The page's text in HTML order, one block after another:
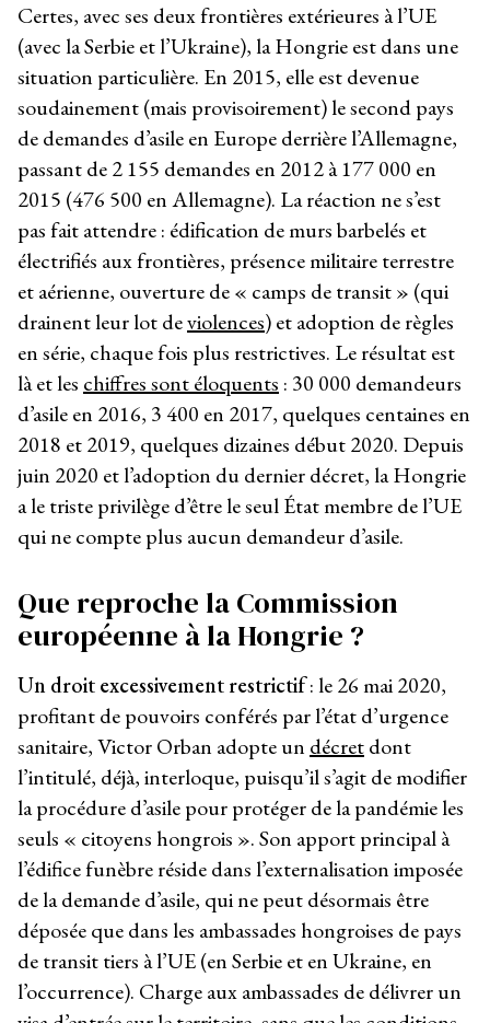
Certes, avec ses deux frontières extérieures à l’UE
(avec la Serbie et l’Ukraine), la Hongrie est dans une
situation particulière. En 2015, elle est devenue
soudainement (mais provisoirement) le second pays
de demandes d’asile en Europe derrière l’Allemagne,
passant de 2 155 demandes en 2012 à 177 000 en
2015 (476 500 en Allemagne). La réaction ne s’est
pas fait attendre : édification de murs barbelés et
électrifiés aux frontières, présence militaire terrestre
et aérienne, ouverture de « camps de transit » (qui
drainent leur lot deviolences) et adoption de règles
en série, chaque fois plus restrictives. Le résultat est
là et les chiffres sont éloquents : 30 000 demandeurs
d’asile en 2016, 3 400 en 2017, quelques centaines en
2018 et 2019, quelques dizaines début 2020. Depuis
juin 2020 et l’adoption du dernier décret, la Hongrie
a le triste privilège d’être le seul État membre de l’UE
qui ne compte plus aucun demandeur d’asile.
Que reproche la Commission
européenne à la Hongrie ?
Un droit excessivement restrictif: le 26 mai 2020,
profitant de pouvoirs conférés par l’état d’urgence
sanitaire, Victor Orban adopte un décretdont
l’intitulé, déjà, interloque, puisqu’il s’agit de modifier
la procédure d’asile pour protéger de la pandémie les
seuls « citoyens hongrois ». Son apport principal à
l’édifice funèbre réside dans l’externalisation imposée
de la demande d’asile, qui ne peut désormais être
déposée que dans les ambassades hongroises de pays
de transit tiers à l’UE (en Serbie et en Ukraine, en
l’occurrence). Charge aux ambassades de délivrer un